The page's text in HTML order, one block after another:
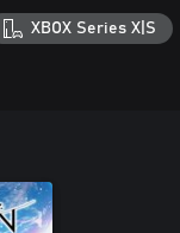
XBOX Series X|S